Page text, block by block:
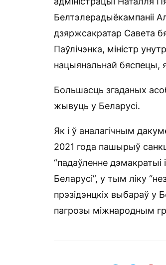
Белтэлерадыёкампаніі
дзяржсакратар Савета
Паўлічэнка, міністр
нацыянальнай бяспецы,
Большасць згаданых
жывуць у Беларусі.
Як і ў аналагічным
2021 года пашырыў
“падаўленне
Беларусі”, у тым ліку
прэзідэнцкіх выбараў у
пагрозы міжнародным